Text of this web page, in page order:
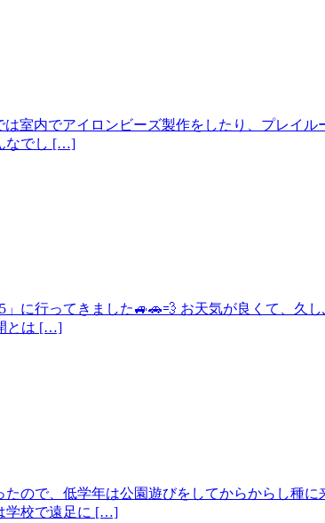
室内でアイロンビーズ製作をしたり、プレイ
なでし […]
に行ってきました🚙🚗💨 お天気が良くて、久
とは […]
ので、低学年は公園遊びをしてからからし種
学校で遠足に […]